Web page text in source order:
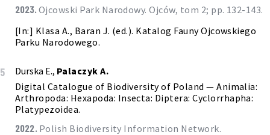
2023. Ojcowski Park Narodowy. Ojców, tom 2; pp. 132-143.
[In:] Klasa A., Baran J. (ed.). Katalog Fauny Ojcowskiego
Parku Narodowego.
5 Durska E., Palaczyk A.
Digital Catalogue of Biodiversity of Poland — Animalia:
Arthropoda: Hexapoda: Insecta: Diptera: Cyclorrhapha:
Platypezoidea.
2022. Polish Biodiversity Information Network.